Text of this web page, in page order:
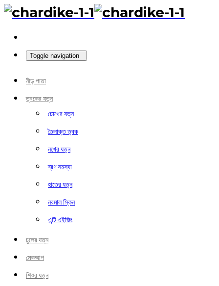
Toggle navigation
নীড় পাতা
ত্বকের যত্ন
চোখের যত্ন
তৈলাক্ত ত্বক
নখের যত্ন
ব্রণ সমস্যা
হাতের যত্ন
নরমাল স্কিন
এন্টি এইজিং
চুলের যত্ন
মেকআপ
শিশুর যত্ন